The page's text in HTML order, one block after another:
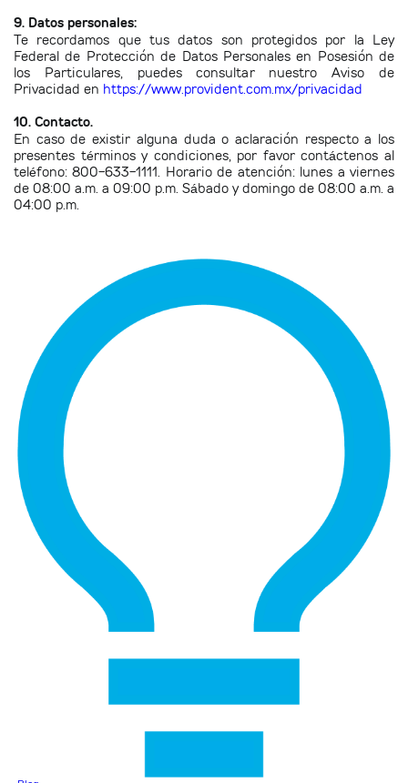
9. Datos personales:
Te recordamos que tus datos son protegidos por la Ley
Federal de Protección de Datos Personales en Posesión de
los Particulares, puedes consultar nuestro Aviso de
Privacidad en https://www.provident.com.mx/privacidad
10. Contacto.
En caso de existir alguna duda o aclaración respecto a los
presentes términos y condiciones, por favor contáctenos al
teléfono: 800-633-1111. Horario de atención: lunes a viernes
de 08:00 a.m. a 09:00 p.m. Sábado y domingo de 08:00 a.m. a
04:00 p.m.